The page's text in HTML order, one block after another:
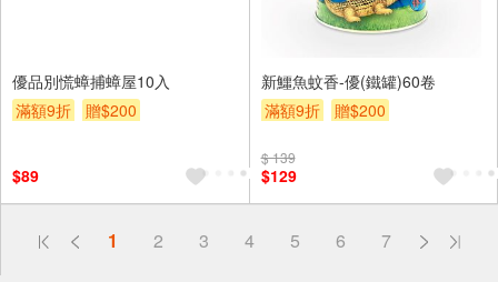
優品別慌蟑捕蟑屋10入
滿額9折
贈$200
$89
新鱷魚蚊香-優(鐵罐)60卷
滿額9折
贈$200
$ 139
$129
1 2 3 4 5 6 7
偏遠地區配送